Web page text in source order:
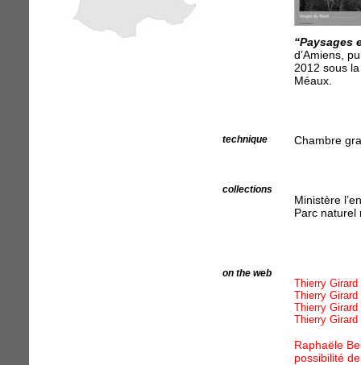
“Paysages
d’Amiens,
2012 sous
Méaux.
technique Chambre
collections
Ministère
Parc naturel
on the web
Thierry
Thierry
Thierry Girard
Thierry Girard
Raphaële
possibilité